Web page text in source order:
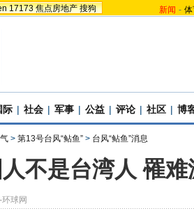
17173 焦点房地产 搜狗 新闻 -
际 | 社会 | 军事 | 公益 | 评论 | 社区 | 博
> 第13号台风“鲇鱼” > 台风“鲇鱼”消息
不是台湾人 罹
球网